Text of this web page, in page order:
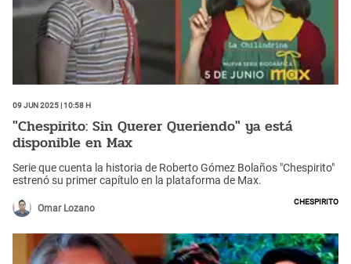
09 Jun 2025 | 10:58 h
"Chespirito: Sin Querer Queriendo" ya está
disponible en Max
Serie que cuenta la historia de Roberto Gómez Bolaños "Chespirito"
estrenó su primer capítulo en la plataforma de Max.
Omar Lozano
Chespirito